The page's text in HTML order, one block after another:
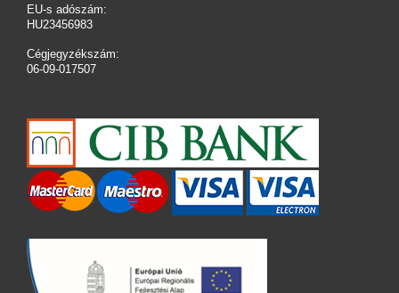
EU-s adószám:
HU23456983
Cégjegyzékszám:
06-09-017507